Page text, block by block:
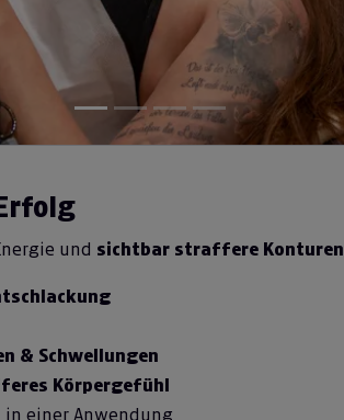
und sichtbar straffere Konturen
& Schwellungen
Körpergefühl
in einer Anwendung